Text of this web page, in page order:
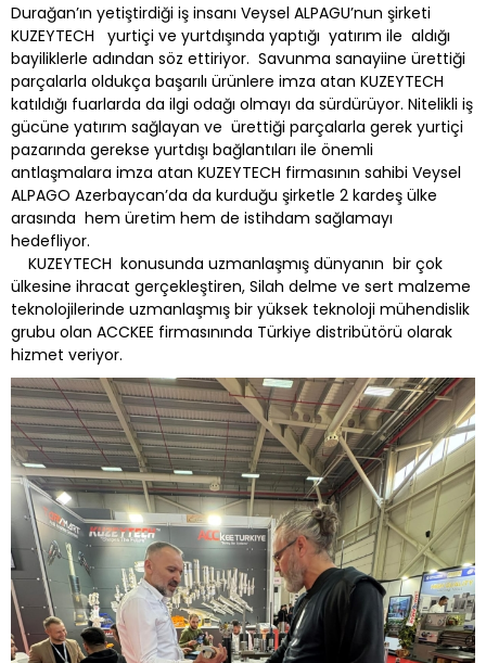
Durağan’ın yetiştirdiği iş insanı Veysel ALPAGU’nun şirketi
KUZEYTECH yurtiçi ve yurtdışında yaptığı yatırım ile aldığı
bayiliklerle adından söz ettiriyor. Savunma sanayiine ürettiği
parçalarla oldukça başarılı ürünlere imza atan KUZEYTECH
katıldığı fuarlarda da ilgi odağı olmayı da sürdürüyor. Nitelikli iş
gücüne yatırım sağlayan ve ürettiği parçalarla gerek yurtiçi
pazarında gerekse yurtdışı bağlantıları ile önemli
antlaşmalara imza atan KUZEYTECH firmasının sahibi Veysel
ALPAGO Azerbaycan’da da kurduğu şirketle 2 kardeş ülke
arasında hem üretim hem de istihdam sağlamayı
hedefliyor.
KUZEYTECH konusunda uzmanlaşmış dünyanın bir çok
ülkesine ihracat gerçekleştiren, Silah delme ve sert malzeme
teknolojilerinde uzmanlaşmış bir yüksek teknoloji mühendislik
grubu olan ACCKEE firmasınında Türkiye distribütörü olarak
hizmet veriyor.